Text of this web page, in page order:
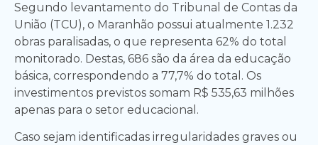
Segundo levantamento do Tribunal de Contas da
União (TCU), o Maranhão possui atualmente 1.232
obras paralisadas, o que representa 62% do total
monitorado. Destas, 686 são da área da educação
básica, correspondendo a 77,7% do total. Os
investimentos previstos somam R$ 535,63 milhões
apenas para o setor educacional.
Caso sejam identificadas irregularidades graves ou